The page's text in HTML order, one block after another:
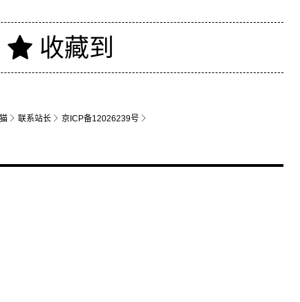
 联系站长 京ICP备12026239号